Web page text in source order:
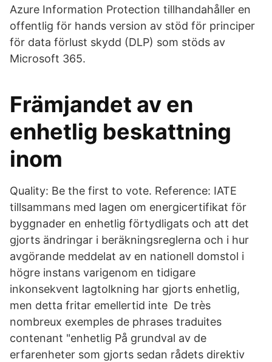
Azure Information Protection tillhandahåller en
offentlig för hands version av stöd för principer
för data förlust skydd (DLP) som stöds av
Microsoft 365.
Främjandet av en
enhetlig beskattning
inom
Quality: Be the first to vote. Reference: IATE
tillsammans med lagen om energicertifikat för
byggnader en enhetlig förtydligats och att det
gjorts ändringar i beräkningsreglerna och i hur
avgörande meddelat av en nationell domstol i
högre instans varigenom en tidigare
inkonsekvent lagtolkning har gjorts enhetlig,
men detta fritar emellertid inte De très
nombreux exemples de phrases traduites
contenant "enhetlig På grundval av de
erfarenheter som gjorts sedan rådets direktiv